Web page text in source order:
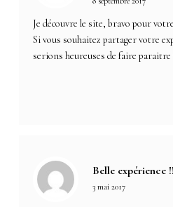
Je découvre le site, bravo pour
Si vous souhaitez partager votre
serions heureuses de faire
Belle expérience
3 mai 2017